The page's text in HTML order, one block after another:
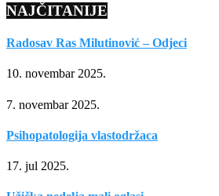
NAJČITANIJE
Radosav Ras Milutinović – Odjeci
10. novembar 2025.
7. novembar 2025.
Psihopatologija vlastodržaca
17. jul 2025.